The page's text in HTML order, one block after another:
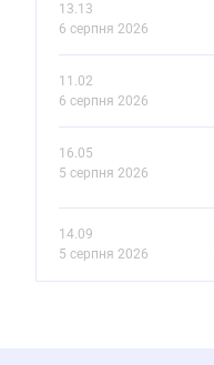
13.13
6 серпня 2026
11.02
6 серпня 2026
16.05
5 серпня 2026
14.09
5 серпня 2026